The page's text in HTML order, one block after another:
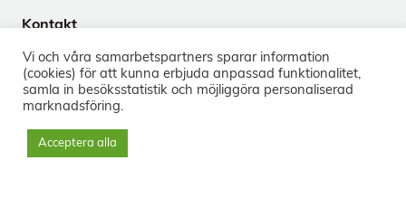
Kontakt
113 59 Stockholm
+46 8-33 50 40
info@sorg.se
Sociala medier
Vi och våra samarbets­partners sparar information
(cookies) för att kunna erbjuda anpassad funktionalitet,
samla in besöks­statistik och möjliggöra personaliserad
marknads­föring.
Acceptera alla